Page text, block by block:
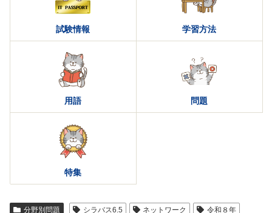
試験情報 学習方法
用語 問題
特集
分野別問題 シラバス6.5 ネットワーク 令和８年